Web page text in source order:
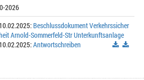
2026
10.02.2025: Beschlussdokument Verkehrssicher
Arnold-Sommerfeld-Str Unterkunftsanlage
10.02.2025:Antwortschreiben